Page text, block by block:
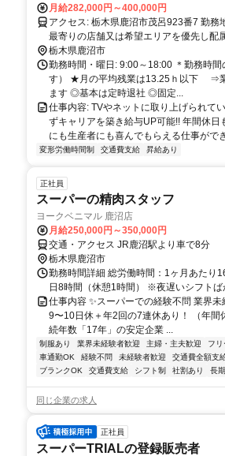
月給282,000円～400,000円
アクセス: 栃木県鹿沼市茂呂923番7 勤務地：配属は所在地の都道府県 ※初任地は
最寄りの店舗又は希望エリアを優先し
務いずれか希望を選択できます。
栃木県鹿沼市
勤務時間・曜日: 9:00～18:00 ＊勤務時
す） ★月の平均残業は13.25ｈ以下 ⇒業
ます ◎基本は定時退社 ◎固定...
仕事内容: TVやネットに取り上げられて
ずキャリアを築き給与UP可能!! 年間休
にも生産者にも喜んでもらえる仕事がで
変形労働時間制 交通費支給 昇給あり
正社員
スーパーの精肉スタッフ
ヨークベニマル 鹿沼店
月給250,000円～350,000円
交通・アクセス JR鹿沼駅より車で8分
栃木県鹿沼市
勤務時間詳細 総労働時間：1ヶ月あたり
日8時間（休憩1時間） ※夜遅いシフトば
仕事内容 ✨スーパーでの経験不問 業界
9〜10日休＋年2回の7連休あり！ （年間
続年数「17年」の安定企業 ...
制服あり 業界未経験者歓迎 主婦・主夫歓迎 フ
車通勤OK
経験不問 未経験者歓迎 交通費全額支
ブランクOK
交通費支給 シフト制 社割あり 長
同じ企業の求人
正社員
スーパーTRIALの登録販売者